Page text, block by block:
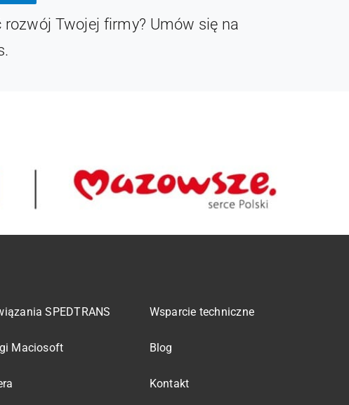
Twojej firmy? Umów się na
SPEDTRANS
Maciosoft
Wsparcie techniczne
Blog
Kontakt